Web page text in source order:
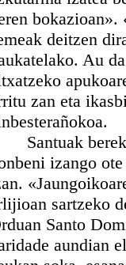
bokazioan».
deitzen
Au
zan eta
izango
sartzeko
Santo
aundian